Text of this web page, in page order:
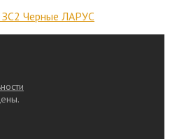
Черные ЛАРУС